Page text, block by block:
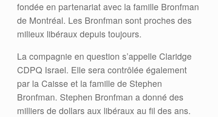
fondée en partenariat avec la famille Bronfman
de Montréal. Les Bronfman sont proches des
milieux libéraux depuis toujours.
La compagnie en question s’appelle Claridge
CDPQ Israel. Elle sera contrôlée également
par la Caisse et la famille de Stephen
Bronfman. Stephen Bronfman a donné des
milliers de dollars aux libéraux au fil des ans.